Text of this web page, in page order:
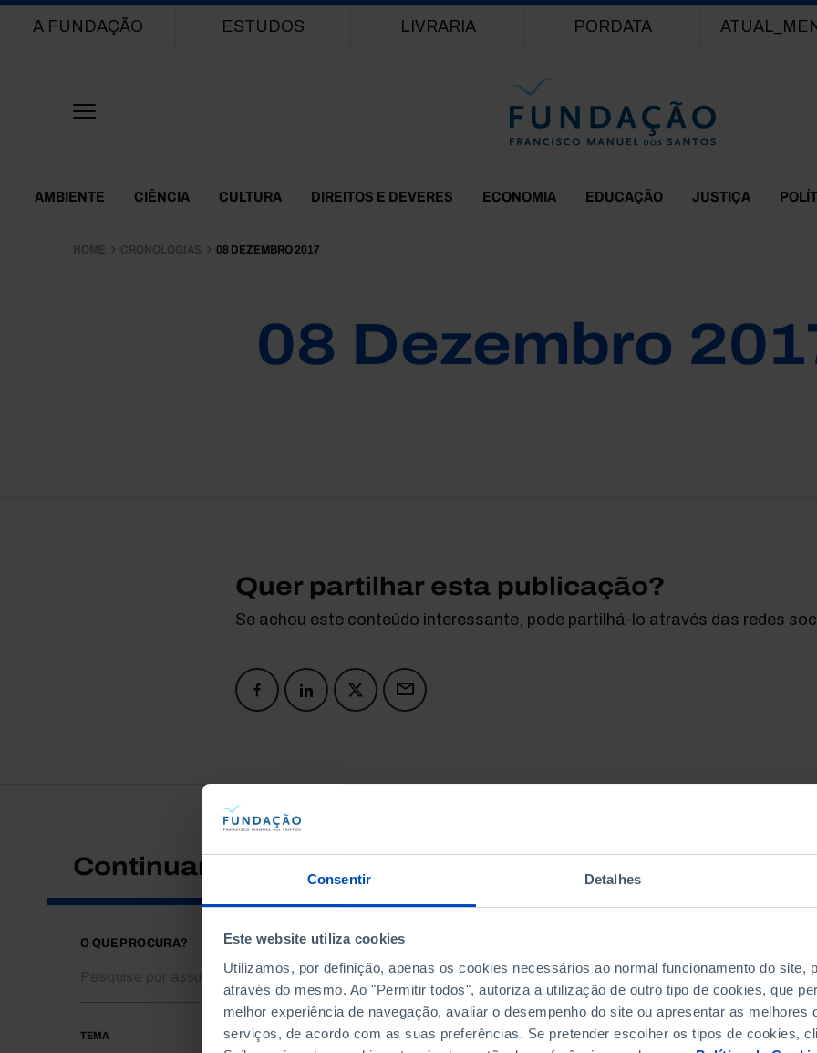
Consentir Detalhes
Este website utiliza cookies
Utilizamos, por definição, apenas os cookies necessários ao normal funcionamento do site,
através do mesmo. Ao "Permitir todos", autoriza a utilização de outro tipo de cookies, que
melhor experiência de navegação, avaliar o desempenho do site ou apresentar as melhores
serviços, de acordo com as suas preferências. Se pretender escolher os tipos de cookies,
Main navigation
A FUNDAÇÃO ESTUDOS LIVRARIA PORDATA
Themes Menu
AMBIENTE CIÊNCIA CULTURA DIREITOS E DEVERES ECONOMIA EDUCAÇÃO JUSTIÇA
HOME CRONOLOGIAS 08 DEZEMBRO 2017
08 Dezembro
Quer partilhar esta publicação?
Se achou este conteúdo interessante, pode partilhá-lo através das redes
Continuar a pesquisar
O QUE PROCURA?
TEMA